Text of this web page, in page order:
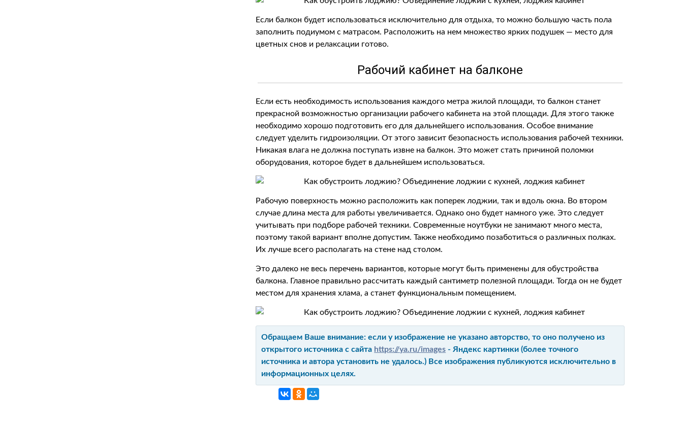
Если балкон будет использоваться исключительно для отдыха, то можно большую часть пола
заполнить подиумом с матрасом. Расположить на нем множество ярких подушек — место для
цветных снов и релаксации готово.
Рабочий кабинет на балконе
Если есть необходимость использования каждого метра жилой площади, то балкон станет
прекрасной возможностью организации рабочего кабинета на этой площади. Для этого также
необходимо хорошо подготовить его для дальнейшего использования. Особое внимание
следует уделить гидроизоляции. От этого зависит безопасность использования рабочей техники.
Никакая влага не должна поступать извне на балкон. Это может стать причиной поломки
оборудования, которое будет в дальнейшем использоваться.
Рабочую поверхность можно расположить как поперек лоджии, так и вдоль окна. Во втором
случае длина места для работы увеличивается. Однако оно будет намного уже. Это следует
учитывать при подборе рабочей техники. Современные ноутбуки не занимают много места,
поэтому такой вариант вполне допустим. Также необходимо позаботиться о различных полках.
Их лучше всего располагать на стене над столом.
Это далеко не весь перечень вариантов, которые могут быть применены для обустройства
балкона. Главное правильно рассчитать каждый сантиметр полезной площади. Тогда он не будет
местом для хранения хлама, а станет функциональным помещением.
Обращаем Ваше внимание: если у изображение не указано авторство, то оно получено из
открытого источника с сайта https://ya.ru/images - Яндекс картинки (более точного
источника и автора установить не удалось.) Все изображения публикуются исключительно в
информационных целях.